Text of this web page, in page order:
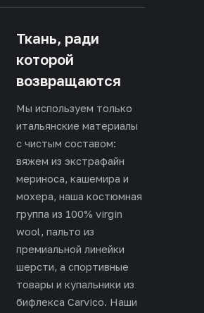
Ткань, ради
которой
возвращаются
Мы используем только
итальянские материалы
с чистым составом:
вяжем из экстрафайн
мериноса, кашемира и
мохера, наша костюмная
группа из 100% virgin
wool, пальто из
премиальной линейки
шерсти, а спортивные
товары и купальники из
бифлекса Carvico. Наши